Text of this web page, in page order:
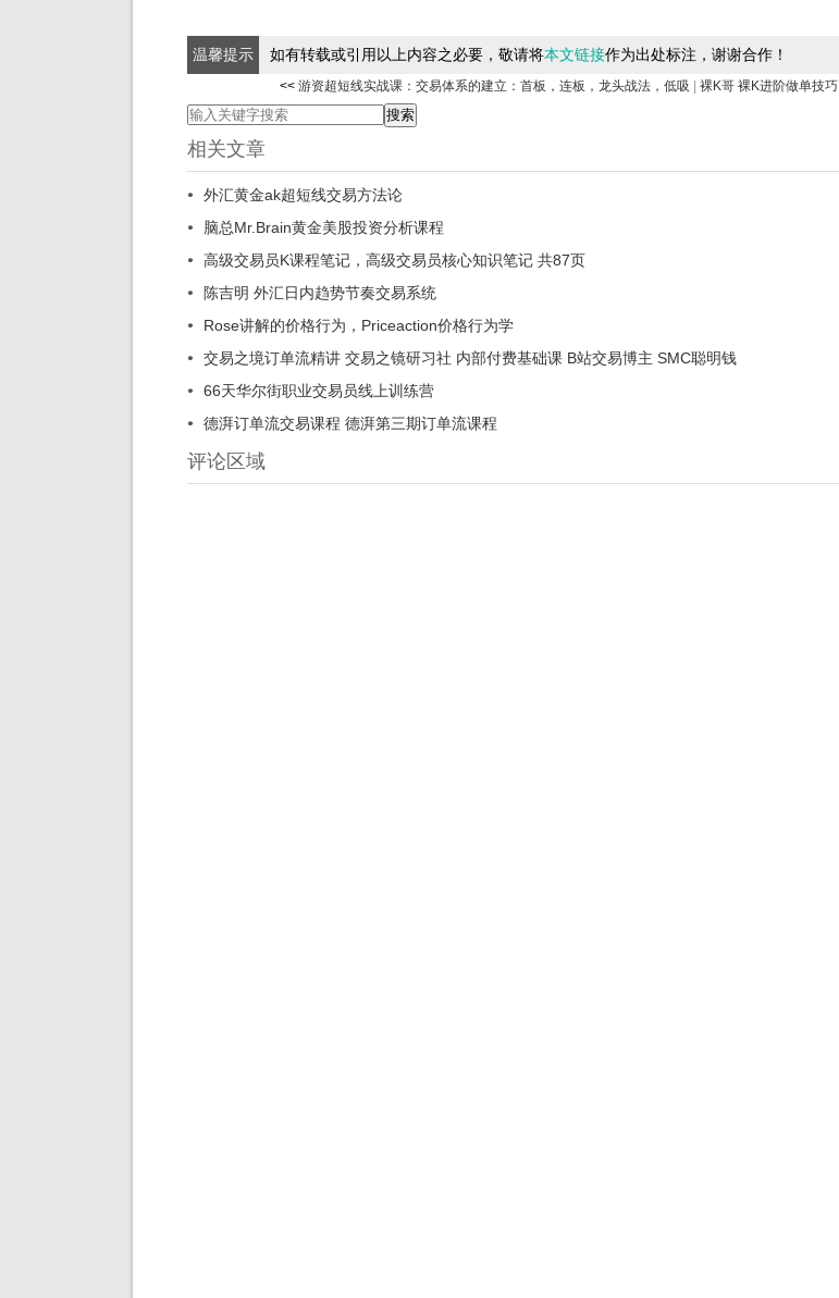
温馨提示 如有转载或引用以上内容之必要，敬请将本文链接作为出处标注，谢谢合作！
<< 游资超短线实战课：交易体系的建立：首板，连板，龙头战法，低吸 裸K哥 裸K进阶做单技巧
相关文章
外汇黄金ak超短线交易方法论
脑总Mr.Brain黄金美股投资分析课程
高级交易员K课程笔记，高级交易员核心知识笔记 共87页
陈吉明 外汇日内趋势节奏交易系统
Rose讲解的价格行为，Priceaction价格行为学
交易之境订单流精讲 交易之镜研习社 内部付费基础课 B站交易博主 SMC聪明钱
66天华尔街职业交易员线上训练营
德湃订单流交易课程 德湃第三期订单流课程
评论区域